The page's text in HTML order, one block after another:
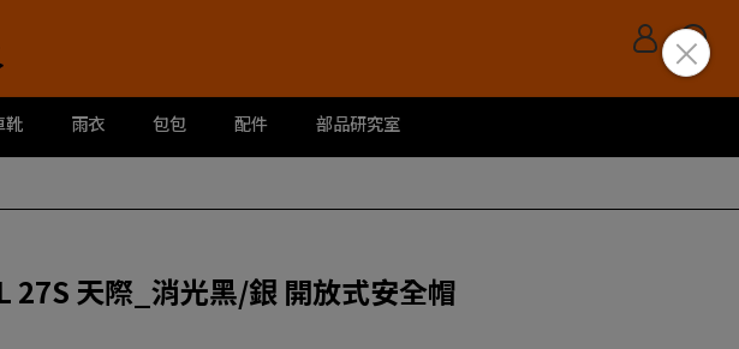
靴 雨衣 包包 配件 部品研究室
27S 天際_消光黑/銀 開放式安全帽